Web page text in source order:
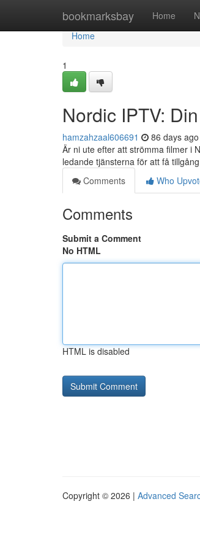
bookmarksbay Home
Home
Home
1
Nordic IPTV:
hamzahzaal606691 86 days ago
Är ni ute efter att strömma filmer i
ledande tjänsterna för att få
Comments
Who
Comments
Submit a Comment
No HTML
HTML is disabled
Copyright © 2026 | Advanced